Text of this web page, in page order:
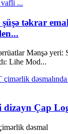
təkrar
Mənşə yeri:
Lihe Mod...
dizayn Çap